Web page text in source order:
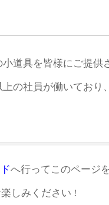
道具を皆様にご提供
の社員が働いており
へ行ってこのページ
しみください !